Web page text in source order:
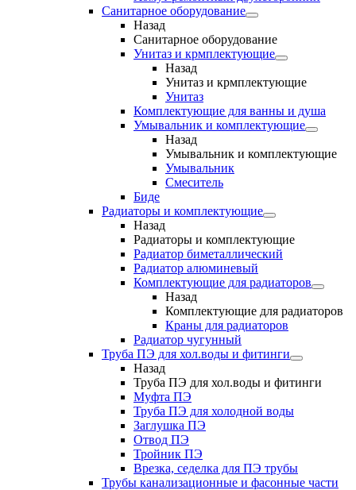
Санитарное оборудование
Назад
Санитарное оборудование
Унитаз и крмплектующие
Назад
Унитаз и крмплектующие
Унитаз
Комплектующие для ванны и душа
Умывальник и комплектующие
Назад
Умывальник и комплектующие
Умывальник
Смеситель
Биде
Радиаторы и комплектующие
Назад
Радиаторы и комплектующие
Радиатор биметаллический
Радиатор алюминевый
Комплектующие для радиаторов
Назад
Комплектующие для радиаторов
Краны для радиаторов
Радиатор чугунный
Труба ПЭ для хол.воды и фитинги
Назад
Труба ПЭ для хол.воды и фитинги
Муфта ПЭ
Труба ПЭ для холодной воды
Заглушка ПЭ
Отвод ПЭ
Тройник ПЭ
Врезка, седелка для ПЭ трубы
Трубы канализационные и фасонные части